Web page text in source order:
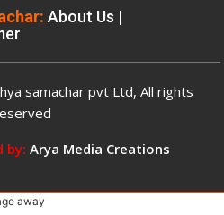
पहुंच
का
About Us |
samachar pvt Ltd, All rights
by: Arya Media Creations
away